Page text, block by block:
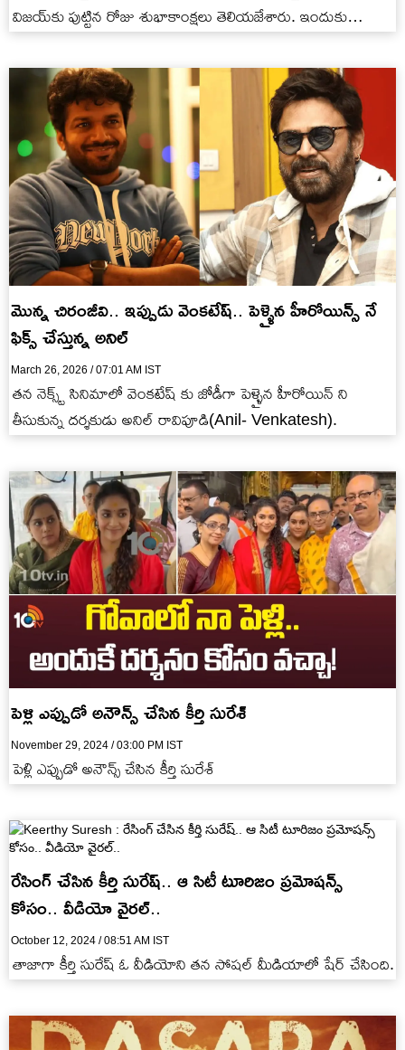
విజ‌య్‌కు పుట్టిన రోజు శుభాకాంక్ష‌లు తెలియ‌జేశారు. ఇందుకు
మొన్న చిరంజీవి.. ఇప్పుడు వెంకటేష్.. పెళ్ళైన హీరోయిన్స్ నే
ఫిక్స్ చేస్తున్న అనిల్
March 26, 2026 / 07:01 AM IST
తన నెక్స్ట్ సినిమాలో వెంకటేష్ కు జోడీగా పెళ్ళైన హీరోయిన్ ని
తీసుకున్న దర్శకుడు అనిల్ రావిపూడి(Anil- Venkatesh).
పెళ్లి ఎప్పుడో అనౌన్స్ చేసిన కీర్తి సురేశ్‌
November 29, 2024 / 03:00 PM IST
పెళ్లి ఎప్పుడో అనౌన్స్ చేసిన కీర్తి సురేశ్‌
రేసింగ్ చేసిన కీర్తి సురేష్.. ఆ సిటీ టూరిజం ప్రమోషన్స్
కోసం.. వీడియో వైరల్..
October 12, 2024 / 08:51 AM IST
తాజాగా కీర్తి సురేష్ ఓ వీడియోని తన సోషల్ మీడియాలో షేర్ చేసింది.